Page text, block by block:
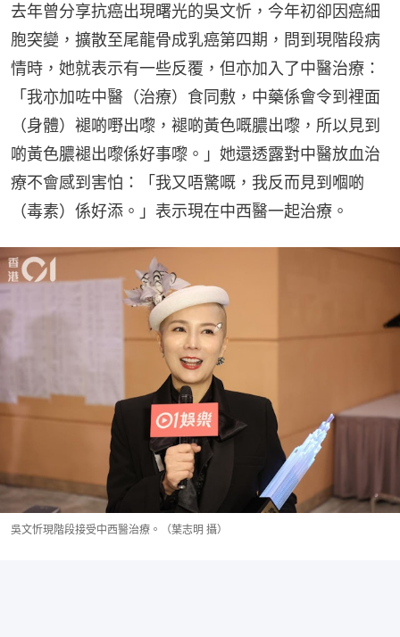
去年曾分享抗癌出現曙光的吳文忻，今年初卻因癌細
胞突變，擴散至尾龍骨成乳癌第四期，問到現階段病
情時，她就表示有一些反覆，但亦加入了中醫治療：
「我亦加咗中醫（治療）食同敷，中藥係會令到裡面
（身體）褪啲嘢出嚟，褪啲黃色嘅膿出嚟，所以見到
啲黃色膿褪出嚟係好事嚟。」她還透露對中醫放血治
療不會感到害怕：「我又唔驚嘅，我反而見到嗰啲
（毒素）係好添。」表示現在中西醫一起治療。
吳文忻現階段接受中西醫治療。（葉志明 攝）